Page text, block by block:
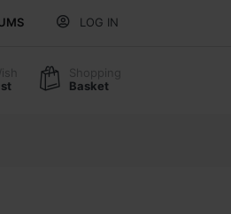
LOG IN
Shopping
Basket